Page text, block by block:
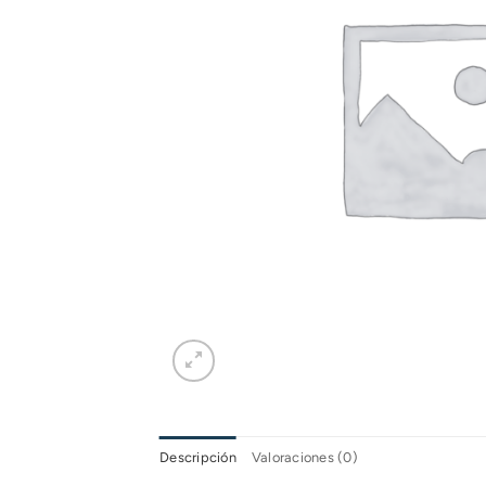
Descripción Valoraciones (0)